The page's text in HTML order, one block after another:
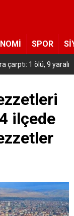
SPOR
30. yıl ziyareti
ilçede